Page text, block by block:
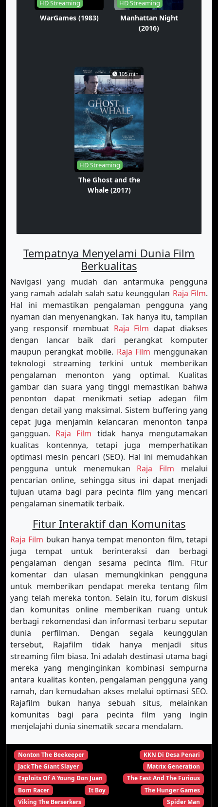
HD Streaming
WarGames (1983)
HD Streaming
Manhattan Night
(2016)
105 min
HD Streaming
The Ghost and the
Whale (2017)
Tempatnya Menyelami Dunia Film
Berkualitas
Navigasi yang mudah dan antarmuka pengguna
yang ramah adalah salah satu keunggulan Raja Film.
Hal ini memastikan pengalaman pengguna yang
nyaman dan menyenangkan. Tak hanya itu, tampilan
yang responsif membuat Raja Film dapat diakses
dengan lancar baik dari perangkat komputer
maupun perangkat mobile. Raja Film menggunakan
teknologi streaming terkini untuk memberikan
pengalaman menonton yang optimal. Kualitas
gambar dan suara yang tinggi memastikan bahwa
penonton dapat menikmati setiap adegan film
dengan detail yang maksimal. Sistem buffering yang
cepat juga menjamin kelancaran menonton tanpa
gangguan. Raja Film tidak hanya mengutamakan
kualitas kontennya, tetapi juga memperhatikan
optimasi mesin pencari (SEO). Hal ini memudahkan
pengguna untuk menemukan Raja Film melalui
pencarian online, sehingga situs ini dapat menjadi
tujuan utama bagi para pecinta film yang mencari
pengalaman sinematik terbaik.
Fitur Interaktif dan Komunitas
Raja Film bukan hanya tempat menonton film, tetapi
juga tempat untuk berinteraksi dan berbagi
pengalaman dengan sesama pecinta film. Fitur
komentar dan ulasan memungkinkan pengguna
untuk memberikan pendapat mereka tentang film
yang telah mereka tonton. Selain itu, forum diskusi
dan komunitas online memberikan ruang untuk
berbagi rekomendasi dan informasi terbaru seputar
dunia perfilman. Dengan segala keunggulan
tersebut, Rajafilm tidak hanya menjadi situs
streaming film biasa. Ini adalah destinasi utama bagi
mereka yang menginginkan kombinasi sempurna
antara kualitas konten, pengalaman pengguna yang
ramah, dan kemudahan akses melalui optimasi SEO.
Rajafilm bukan hanya sebuah situs, melainkan
komunitas bagi para pecinta film yang ingin
menjelajahi dunia sinematik secara mendalam.
Nonton The Beekeeper
KKN Di Desa Penari
Jack The Giant Slayer
Matrix Generation
Exploits Of A Young Don Juan
The Fast And The Furious
Born Racer
It Boy
The Hunger Games
Viking The Berserkers
Spider Man